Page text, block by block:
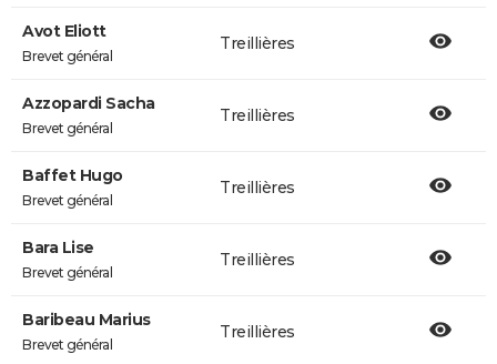
Avot Eliott
Brevet général
Treillières
Azzopardi Sacha
Brevet général
Treillières
Baffet Hugo
Brevet général
Treillières
Bara Lise
Brevet général
Treillières
Baribeau Marius
Brevet général
Treillières